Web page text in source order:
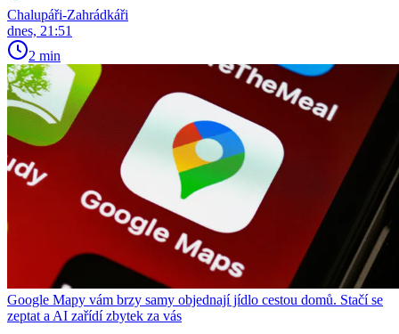
Chalupáři-Zahrádkáři
dnes, 21:51
2 min
Google Mapy vám brzy samy objednají jídlo cestou domů. Stačí se
zeptat a AI zařídí zbytek za vás